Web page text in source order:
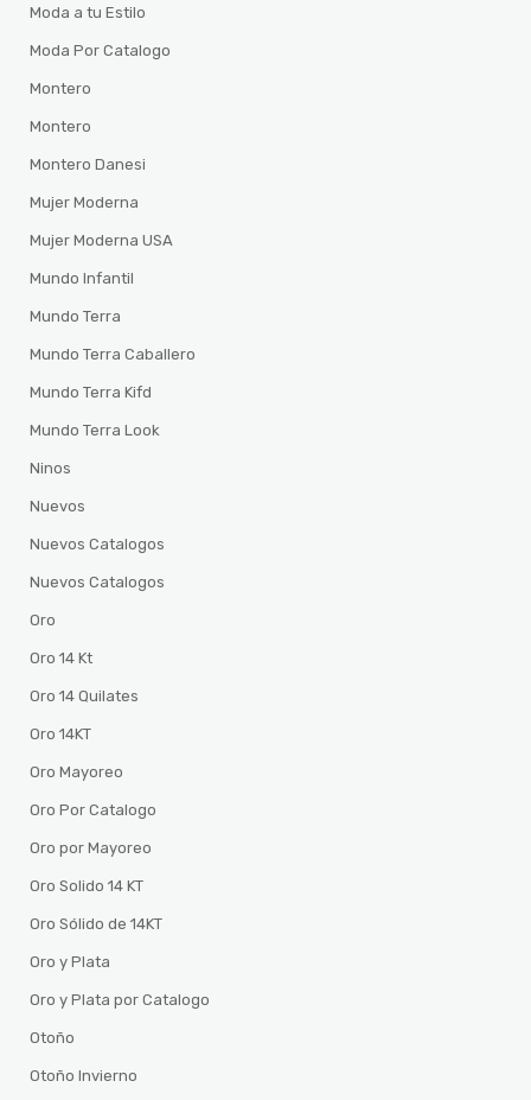
Moda a tu Estilo
Moda Por Catalogo
Montero
Montero
Montero Danesi
Mujer Moderna
Mujer Moderna USA
Mundo Infantil
Mundo Terra
Mundo Terra Caballero
Mundo Terra Kifd
Mundo Terra Look
Ninos
Nuevos
Nuevos Catalogos
Nuevos Catalogos
Oro
Oro 14 Kt
Oro 14 Quilates
Oro 14KT
Oro Mayoreo
Oro Por Catalogo
Oro por Mayoreo
Oro Solido 14 KT
Oro Sólido de 14KT
Oro y Plata
Oro y Plata por Catalogo
Otoño
Otoño Invierno